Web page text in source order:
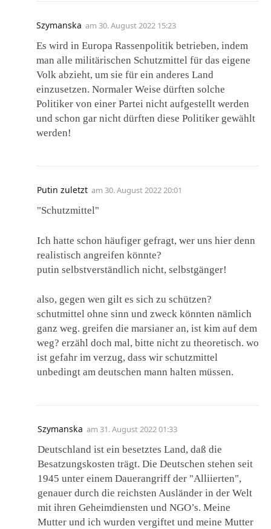
Szymanska am 30. August 2022 15:23
Es wird in Europa Rassenpolitik betrieben, indem
man alle militärischen Schutzmittel für das eigene
Volk abzieht, um sie für ein anderes Land
einzusetzen. Normaler Weise dürften solche
Politiker von einer Partei nicht aufgestellt werden
und schon gar nicht dürften diese Politiker gewählt
werden!
Putin zuletzt am 30. August 2022 20:01
"Schutzmittel"
Ich hatte schon häufiger gefragt, wer uns hier denn
realistisch angreifen könnte?
putin selbstverständlich nicht, selbstgänger!
also, gegen wen gilt es sich zu schützen?
schutmittel ohne sinn und zweck könnten nämlich
ganz weg. greifen die marsianer an, ist kim auf dem
weg? erzähl doch mal, bitte nicht zu theoretisch. wo
ist gefahr im verzug, dass wir schutzmittel
unbedingt am deutschen mann halten müssen.
Szymanska am 31. August 2022 01:33
Deutschland ist ein besetztes Land, daß die
Besatzungskosten trägt. Die Deutschen stehen seit
1945 unter einem Dauerangriff der "Alliierten",
genauer durch die reichsten Ausländer in der Welt
mit ihren Geheimdiensten und NGO’s. Meine
Mutter und ich wurden vergiftet und meine Mutter